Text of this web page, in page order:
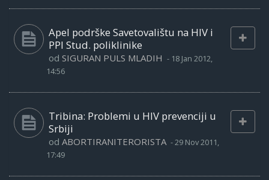
Apel podrške Savetovalištu na HIV i
PPI Stud. poliklinike
od SIGURAN PULS MLADIH - 18 Jan 2012,
14:56
Tribina: Problemi u HIV prevenciji u
Srbiji
od ABORTIRANITERORISTA -29 Nov 2011,
17:49